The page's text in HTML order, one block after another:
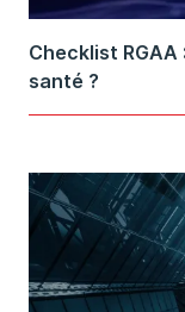
Checklist
santé ?